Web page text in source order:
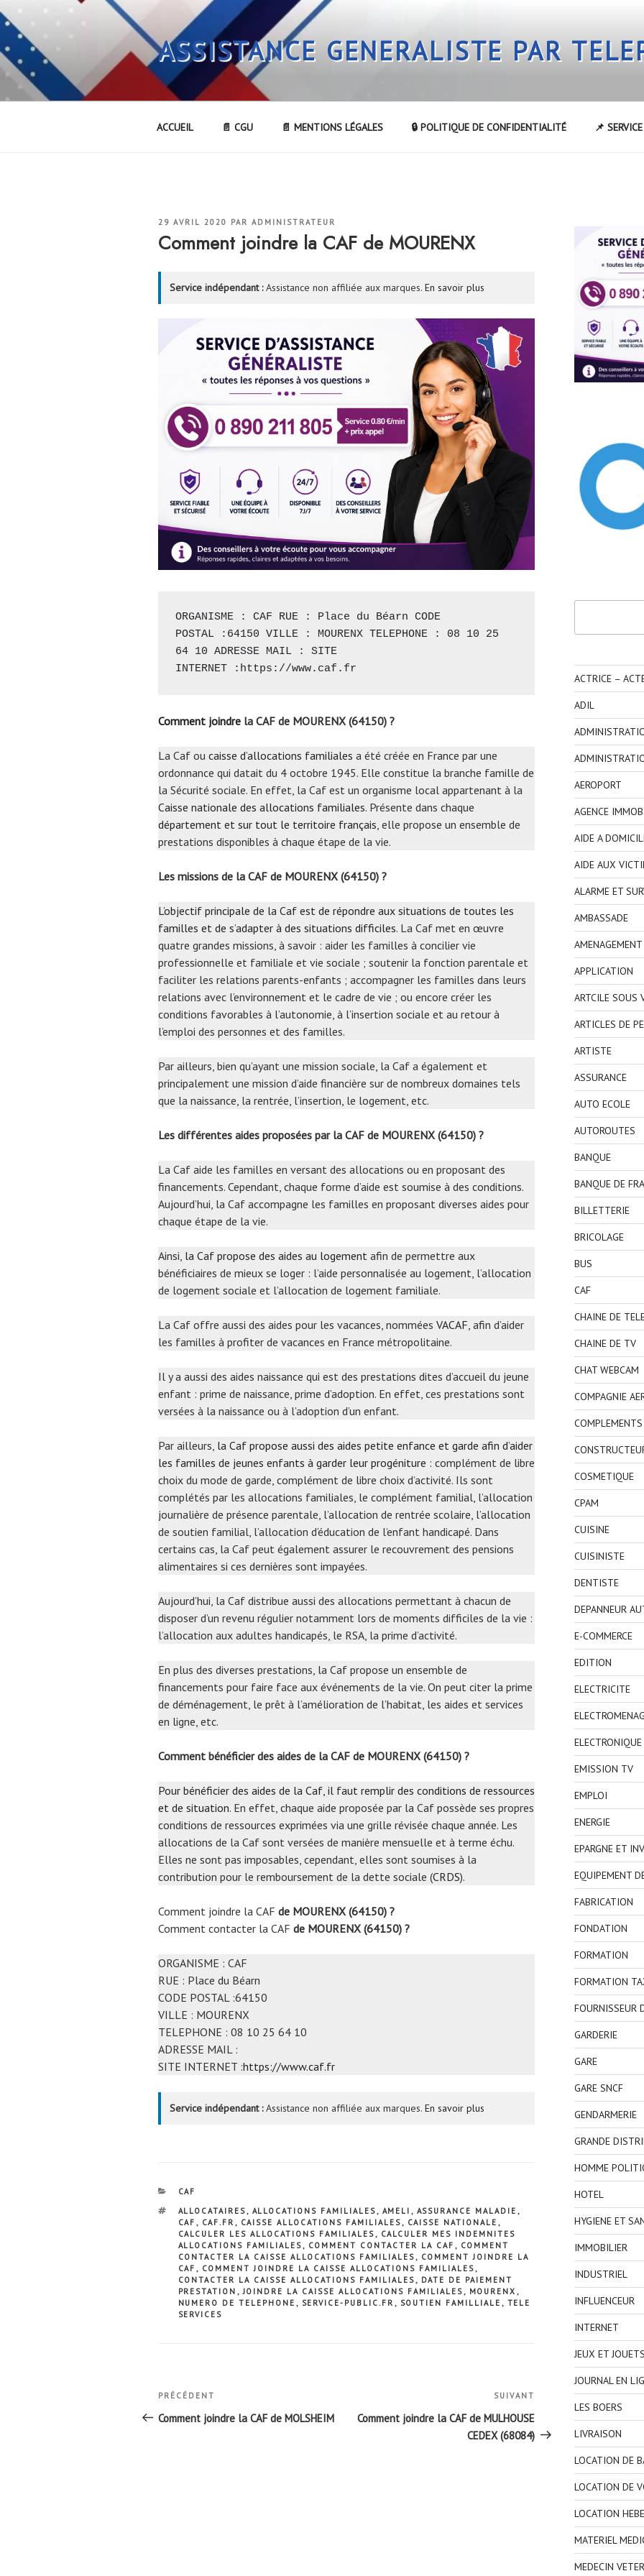
Aller
au
contenu
principal
ASSISTANCE GENERALISTE PAR
ACCUEIL 📄 CGU 📄 MENTIONS LÉGALES 🔒 POLITIQUE DE CONFIDENTIALITÉ 📌
PUBLIÉ
29 AVRIL 2020 PAR ADMINISTRATEUR
Comment joindre la CAF de MOURENX
Service indépendant :Assistance non affiliée aux marques. En savoir plus
ORGANISME : CAF RUE : Place du Béarn CODE
POSTAL :64150 VILLE : MOURENX TELEPHONE : 08 10 25
64 10 ADRESSE MAIL : SITE
INTERNET : https://www.caf.fr
Comment joindre la CAF de MOURENX (64150) ?
La Caf ou caisse d’allocations familiales a été créée en France par une
ordonnance qui datait du 4 octobre 1945. Elle constitue la branche famille de
la Sécurité sociale. En effet, la Caf est un organisme local appartenant à la
Caisse nationale des allocations familiales. Présente dans chaque
département et sur tout le territoire français , elle propose un ensemble de
prestations disponibles à chaque étape de la vie.
Les missions de la CAF de MOURENX (64150) ?
L’objectif principale de la Caf est de répondre aux situations de toutes les
familles et de s’adapter à des situations difficiles. La Caf met en œuvre
quatre grandes missions, à savoir : aider les familles à concilier vie
professionnelle et familiale et vie sociale ; soutenir la fonction parentale et
faciliter les relations parents-enfants ; accompagner les familles dans leurs
relations avec l’environnement et le cadre de vie ; ou encore créer les
conditions favorables à l’autonomie, à l’insertion sociale et au retour à
l’emploi des personnes et des familles.
Par ailleurs, bien qu’ayant une mission sociale, la Caf a également et
principalement une mission d’aide financière sur de nombreux domaines tels
que la naissance, la rentrée, l’insertion, le logement, etc.
Les différentes aides proposées par la CAF de MOURENX (64150) ?
La Caf aide les familles en versant des allocations ou en proposant des
financements. Cependant, chaque forme d’aide est soumise à des conditions.
Aujourd’hui, la Caf accompagne les familles en proposant diverses aides pour
chaque étape de la vie.
Ainsi, la Caf propose des aides au logement afin de permettre aux
bénéficiaires de mieux se loger : l’aide personnalisée au logement, l’allocation
de logement sociale et l’allocation de logement familiale.
La Caf offre aussi des aides pour les vacances, nommées VACAF , afin d’aider
les familles à profiter de vacances en France métropolitaine.
Il y a aussi des aides naissance qui est des prestations dites d’accueil du jeune
enfant : prime de naissance, prime d’adoption. En effet, ces prestations sont
versées à la naissance ou à l’adoption d’un enfant.
Par ailleurs, la Caf propose aussi des aides petite enfance et garde afin d’aider
les familles de jeunes enfants à garder leur progéniture : complément de libre
choix du mode de garde, complément de libre choix d’activité. Ils sont
complétés par les allocations familiales, le complément familial, l’allocation
journalière de présence parentale, l’allocation de rentrée scolaire, l’allocation
de soutien familial, l’allocation d’éducation de l’enfant handicapé. Dans
certains cas, la Caf peut également assurer le recouvrement des pensions
alimentaires si ces dernières sont impayées.
Aujourd’hui, la Caf distribue aussi des allocations permettant à chacun de
disposer d’un revenu régulier notamment lors de moments difficiles de la vie :
l’allocation aux adultes handicapés, le RSA, la prime d’activité.
En plus des diverses prestations, la Caf propose un ensemble de
financements pour faire face aux événements de la vie. On peut citer la prime
de déménagement, le prêt à l’amélioration de l’habitat, les aides et services
en ligne, etc.
Comment bénéficier des aides de la CAF de MOURENX (64150) ?
Pour bénéficier des aides de la Caf, il faut remplir des conditions de ressources
et de situation. En effet, chaque aide proposée par la Caf possède ses propres
conditions de ressources exprimées via une grille révisée chaque année. Les
allocations de la Caf sont versées de manière mensuelle et à terme échu.
Elles ne sont pas imposables, cependant, elles sont soumises à la
contribution pour le remboursement de la dette sociale (CRDS).
Comment joindre la CAF de MOURENX (64150) ?
Comment contacter la CAF de MOURENX (64150) ?
ORGANISME : CAF
RUE : Place du Béarn
CODE POSTAL :64150
VILLE : MOURENX
TELEPHONE : 08 10 25 64 10
ADRESSE MAIL :
SITE INTERNET :https://www.caf.fr
Service indépendant :Assistance non affiliée aux marques. En savoir plus
CATÉGORIES
CAF
ÉTIQUETTES
ALLOCATAIRES , ALLOCATIONS FAMILIALES , AMELI , ASSURANCE MALADIE ,
CAF , CAF.FR , CAISSE ALLOCATIONS FAMILIALES , CAISSE NATIONALE ,
CALCULER LES ALLOCATIONS FAMILIALES , CALCULER MES INDEMNITES
ALLOCATIONS FAMILIALES , COMMENT CONTACTER LA CAF , COMMENT
CONTACTER LA CAISSE ALLOCATIONS FAMILIALES , COMMENT JOINDRE LA
CAF , COMMENT JOINDRE LA CAISSE ALLOCATIONS FAMILIALES ,
CONTACTER LA CAISSE ALLOCATIONS FAMILIALES , DATE DE PAIEMENT
PRESTATION ,JOINDRE LA CAISSE ALLOCATIONS FAMILIALES , MOURENX ,
NUMERO DE TELEPHONE , SERVICE-PUBLIC.FR , SOUTIEN FAMILLIALE , TELE
SERVICES
Navigation
de
Article
précédent
PRÉCÉDENT
Comment joindre la CAF de MOLSHEIM
suivant
SUIVANT
Comment joindre la CAF de MULHOUSE
CEDEX (68084)
ACTRICE –
ADIL
AEROPORT
AGENCE
AIDE A
AIDE AUX
ALARME ET
AMBASSADE
APPLICATION
ARTCILE SOUS
ARTICLES DE
ARTISTE
ASSURANCE
AUTO ECOLE
AUTOROUTES
BANQUE
BANQUE DE
BILLETTERIE
BRICOLAGE
BUS
CAF
CHAINE DE
CHAINE DE TV
CHAT WEBCAM
COMPAGNIE
COSMETIQUE
CPAM
CUISINE
CUISINISTE
DENTISTE
DEPANNEUR
E-COMMERCE
EDITION
ELECTRICITE
EMISSION TV
EMPLOI
ENERGIE
EPARGNE ET
EQUIPEMENT
FABRICATION
FONDATION
FORMATION
FORMATION
FOURNISSEUR
GARDERIE
GARE
GARE SNCF
GENDARMERIE
GRANDE
HOMME
HOTEL
HYGIENE ET
IMMOBILIER
INDUSTRIEL
INFLUENCEUR
INTERNET
JEUX ET JOUETS
JOURNAL EN
LES BOERS
LIVRAISON
LOCATION DE
LOCATION DE
LOCATION
MATERIEL
MEDECIN